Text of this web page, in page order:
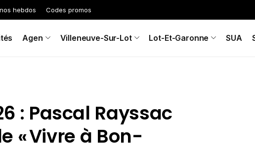
hebdos Codes promos
Agen Villeneuve-Sur-Lot Lot-Et-Garonne SUA
: Pascal Rayssac
« Vivre à Bon-